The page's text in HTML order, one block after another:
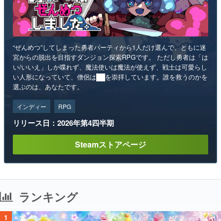
“ぜんめつ”してしまった勇者パーティから1人だけ選んで、ともに迷
宮からの脱出を目指すダンジョン探索RPGです。 ただし勇者は「は
い/いいえ」しか喋れず、魔法使いは魔法が使えず、戦士は可愛らし
い人形になっていて、僧侶は██を崇拝しています。誰を救うのかを
選ぶのは、あなたです。
インディー RPG
リリース日：2026年第4四半期
Steamストアページ
ランキング
1